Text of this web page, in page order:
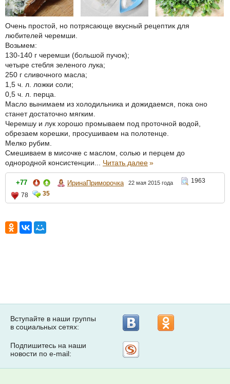
Очень простой, но потрясающе вкусный рецептик для
любителей черемши.
Возьмем:
130-140 г черемши (большой пучок);
четыре стебля зеленого лука;
250 г сливочного масла;
1,5 ч. л. ложки соли;
0,5 ч. л. перца.
Масло вынимаем из холодильника и дожидаемся, пока оно
станет достаточно мягким.
Черемшу и лук хорошо промываем под проточной водой,
обрезаем корешки, просушиваем на полотенце.
Мелко рубим.
Смешиваем в мисочке с маслом, солью и перцем до
однородной консистенции... Читать далее»
+77 ИринаПриморочка 22 мая 2015 года
1963
78
35
Вступайте в наши группы
в социальных сетях:
Подпишитесь на наши
новости по e-mail: